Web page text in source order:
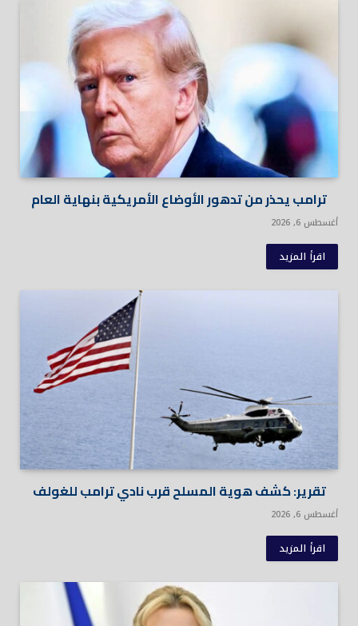
ترامب يحذر من تدهور الأوضاع الأمريكية بنهاية العام
أغسطس 6, 2026
اقرأ المزيد
تقرير: كشف هوية المسلح قرب نادي ترامب للغولف
أغسطس 6, 2026
اقرأ المزيد